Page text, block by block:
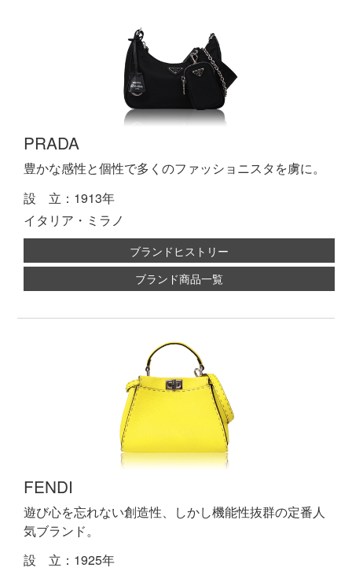
PRADA
豊かな感性と個性で多くのファッショニスタを虜に。
設 立：1913年
イタリア・ミラノ
ブランドヒストリー
ブランド商品一覧
FENDI
遊び心を忘れない創造性、しかし機能性抜群の定番人
気ブランド。
設 立：1925年